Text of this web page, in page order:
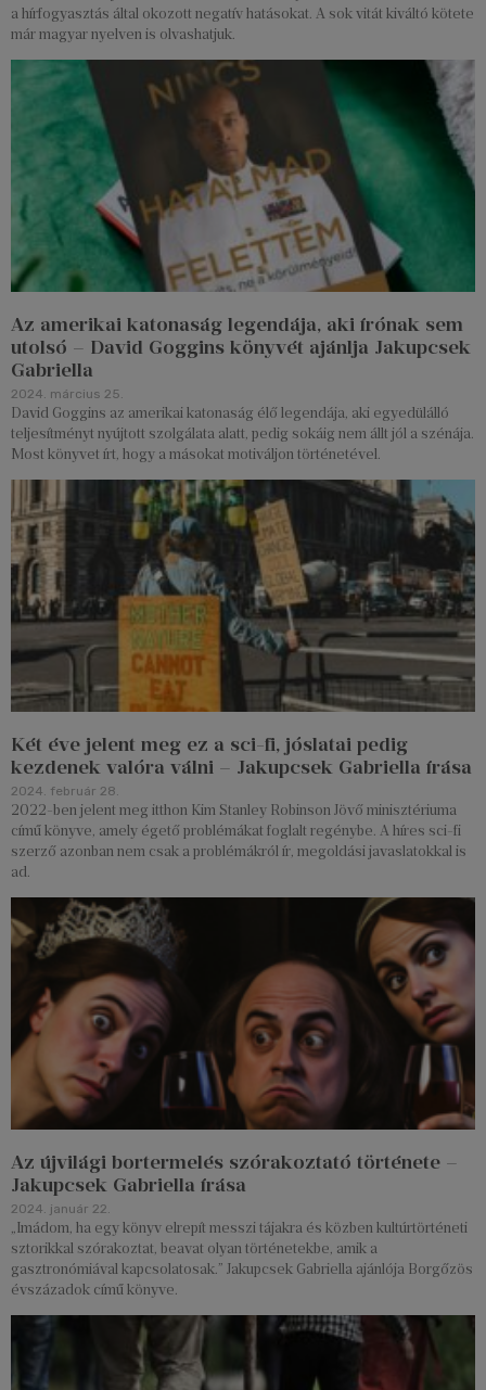
a hírfogyasztás által okozott negatív hatásokat. A sok vitát kiváltó kötete
már magyar nyelven is olvashatjuk.
Az amerikai katonaság legendája, aki írónak sem
utolsó – David Goggins könyvét ajánlja Jakupcsek
Gabriella
2024. március 25.
David Goggins az amerikai katonaság élő legendája, aki egyedülálló
teljesítményt nyújtott szolgálata alatt, pedig sokáig nem állt jól a szénája.
Most könyvet írt, hogy a másokat motiváljon történetével.
Két éve jelent meg ez a sci-fi, jóslatai pedig
kezdenek valóra válni – Jakupcsek Gabriella írása
2024. február 28.
2022-ben jelent meg itthon Kim Stanley Robinson Jövő minisztériuma
című könyve, amely égető problémákat foglalt regénybe. A híres sci-fi
szerző azonban nem csak a problémákról ír, megoldási javaslatokkal is
ad.
Az újvilági bortermelés szórakoztató története –
Jakupcsek Gabriella írása
2024. január 22.
„Imádom, ha egy könyv elrepít messzi tájakra és közben kultúrtörténeti
sztorikkal szórakoztat, beavat olyan történetekbe, amik a
gasztronómiával kapcsolatosak.” Jakupcsek Gabriella ajánlója Borgőzös
évszázadok című könyve.